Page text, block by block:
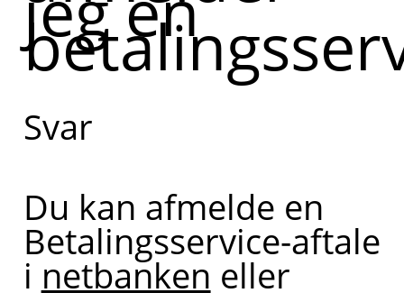
Svar
Du kan afmelde en
Betalingsservice-aftale
i netbanken eller